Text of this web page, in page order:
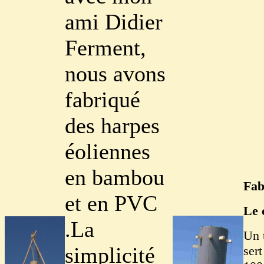
ami Didier
Ferment,
nous avons
fabriqué
des harpes
éoliennes
en bambou
et en PVC
.La
simplicité
Le
Un